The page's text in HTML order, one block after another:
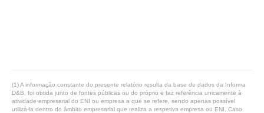
(1) A informação constante do presente relatório resulta da base de dados da Informa
D&B, foi obtida junto de fontes públicas ou do próprio e faz referência unicamente à
atividade empresarial do ENI ou empresa a que se refere, sendo apenas possível
utilizá-la dentro do âmbito empresarial que realiza a respetiva empresa ou ENI. Caso